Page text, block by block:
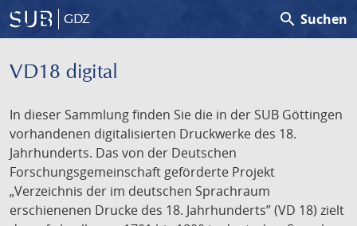
GDZ search Suchen
VD18 digital
In dieser Sammlung finden Sie die in der SUB Göttingen
vorhandenen digitalisierten Druckwerke des 18.
Jahrhunderts. Das von der Deutschen
Forschungsgemeinschaft geförderte Projekt
„Verzeichnis der im deutschen Sprachraum
erschienenen Drucke des 18. Jahrhunderts” (VD 18) zielt